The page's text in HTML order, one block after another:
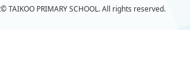
TAIKOO PRIMARY SCHOOL. All rights reserved.